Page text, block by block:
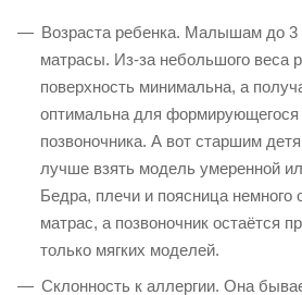
Возраста ребенка. Малышам до 3
матрасы. Из-за небольшого веса
поверхность минимальна, а
оптимальна для формирующегося
позвоночника. А вот старшим
лучше взять модель умеренной
Бедра, плечи и поясница немного
матрас, а позвоночник остаётся
только мягких моделей.
Склонность к аллергии. Она